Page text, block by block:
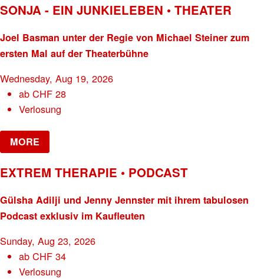
SONJA - EIN JUNKIELEBEN • THEATER
Joel Basman unter der Regie von Michael Steiner zum
ersten Mal auf der Theaterbühne
Wednesday, Aug 19, 2026
abCHF 28
Verlosung
MORE
EXTREM THERAPIE • PODCAST
Gülsha Adilji und Jenny Jennster mit ihrem tabulosen
Podcast exklusiv im Kaufleuten
Sunday, Aug 23, 2026
abCHF 34
Verlosung